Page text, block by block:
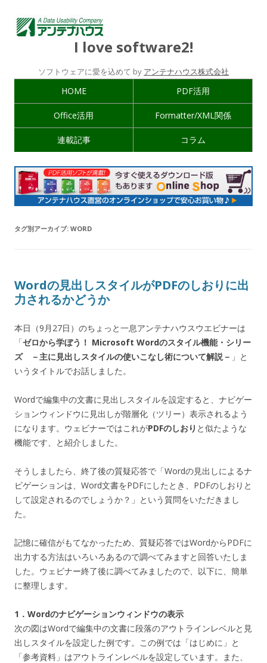
I love software2!
ソフトウェアに愛を込めて by アンテナハウス株式会社
HOME PDF活用
Office活用 Formatter/XML関係
連載記事 コラム
タグ別アーカイブ: WORD
Wordの見出しスタイルがPDFのしおりに出
力されるかどうか
本日（9月27日）のちょっと一息アンテナハウスウエビナーは
「ゼロから学ぼう！ Microsoft Wordのスタイル機能・シリー
ズ －主に見出しスタイルの使いこなし術について解説－ 」と
いうタイトルでお話しました。
Wordで編集中の文書に見出しスタイルを設定すると、ナビゲー
ションウィンドウに見出しが階層化（ツリー）表示されるよう
になります。ウェビナーではこれがPDFのしおり と似たような
機能です、と紹介しました。
そうしましたら、終了後の質疑応答で「Wordの見出しによるナ
ビゲーションは、Word文書をPDFにしたとき、PDFのしおりと
して設定されるのでしょうか？」という質問をいただきまし
た。
記憶に確信がもてなかったため、質疑応答ではWordからPDFに
出力する方法はいろいろあるので調べてみますと回答いたしま
した。ウェビナー終了後に調べてみましたので、以下に、簡単
に整理します。
1．Wordのナビゲーションウィンドウの表示
次の図はWordで編集中の文書に段落のアウトラインレベルと見
出しスタイルを設定した例です。この例では「はじめに」と
「参考資料」はアウトラインレベルを設定しています。また、